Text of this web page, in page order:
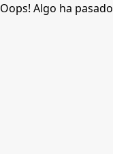
Oops! Algo ha pasado